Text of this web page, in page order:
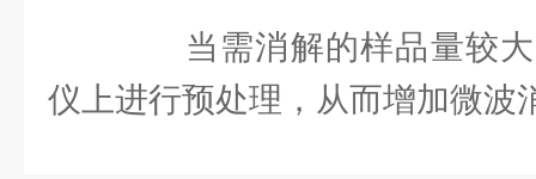
当需消解的样品量较大
仪上进行预处理，从而增加微波